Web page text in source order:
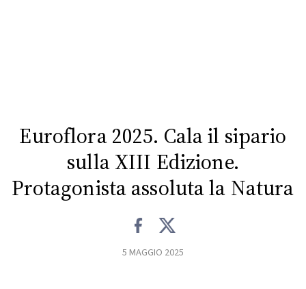
Euroflora 2025. Cala il sipario
sulla XIII Edizione.
Protagonista assoluta la Natura
5 MAGGIO 2025